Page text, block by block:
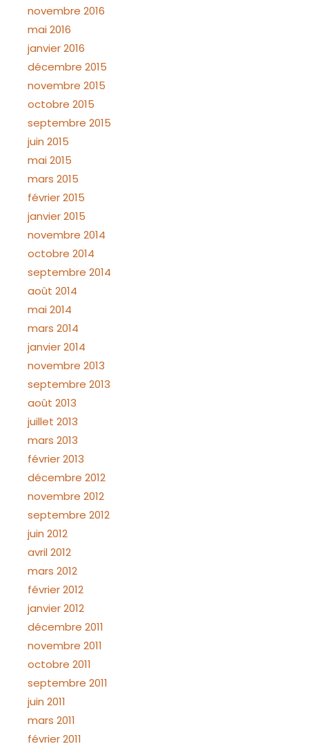
novembre 2016
mai 2016
janvier 2016
décembre 2015
novembre 2015
octobre 2015
septembre 2015
juin 2015
mai 2015
mars 2015
février 2015
janvier 2015
novembre 2014
octobre 2014
septembre 2014
août 2014
mai 2014
mars 2014
janvier 2014
novembre 2013
septembre 2013
août 2013
juillet 2013
mars 2013
février 2013
décembre 2012
novembre 2012
septembre 2012
juin 2012
avril 2012
mars 2012
février 2012
janvier 2012
décembre 2011
novembre 2011
octobre 2011
septembre 2011
juin 2011
mars 2011
février 2011